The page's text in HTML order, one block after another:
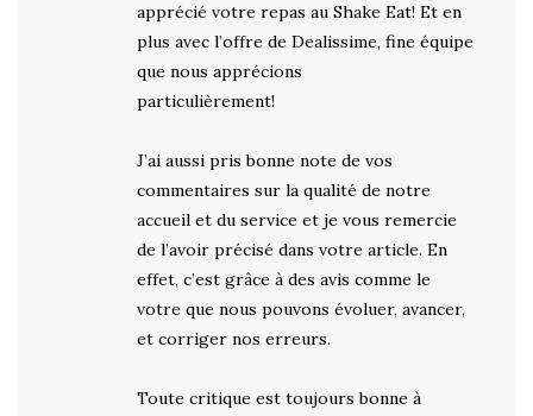
apprécié votre repas au Shake Eat! Et en
plus avec l’offre de Dealissime, fine équipe
que nous apprécions
particulièrement!
J’ai aussi pris bonne note de vos
commentaires sur la qualité de notre
accueil et du service et je vous remercie
de l’avoir précisé dans votre article. En
effet, c’est grâce à des avis comme le
votre que nous pouvons évoluer, avancer,
et corriger nos erreurs.
Toute critique est toujours bonne à